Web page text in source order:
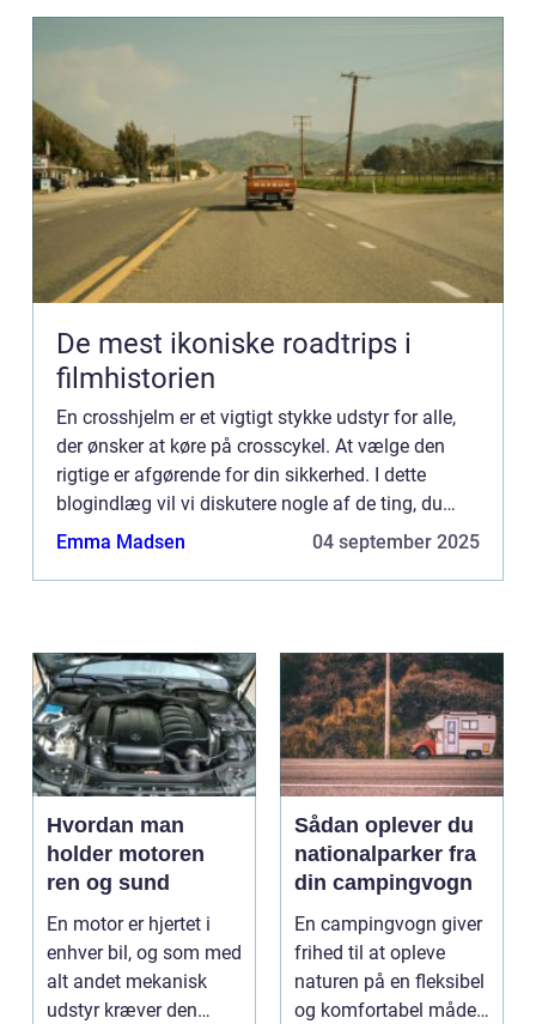
De mest ikoniske roadtrips i
filmhistorien
En crosshjelm er et vigtigt stykke udstyr for alle,
der ønsker at køre på crosscykel. At vælge den
rigtige er afgørende for din sikkerhed. I dette
blogindlæg vil vi diskutere nogle af de ting, du
skal overveje, når du køber en crosshjelm. Vi vil
Emma Madsen 04 september 2025
Hvordan man
holder motoren
ren og sund
En motor er hjertet i
enhver bil, og som med
alt andet mekanisk
udstyr kræver den
Sådan oplever du
nationalparker fra
din campingvogn
En campingvogn giver
frihed til at opleve
naturen på en fleksibel
og komfortabel måde.